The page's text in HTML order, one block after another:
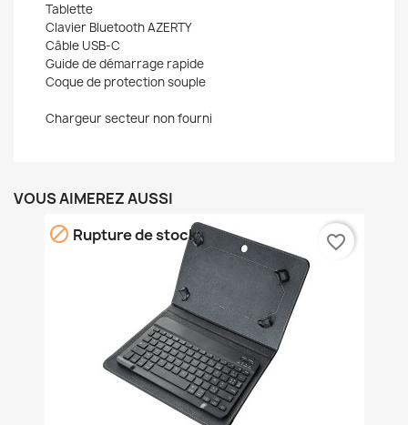
Tablette
Clavier Bluetooth AZERTY
Câble USB-C
Guide de démarrage rapide
Coque de protection souple
Chargeur secteur non fourni
VOUS AIMEREZ AUSSI
 Rupture de stock favorite_border